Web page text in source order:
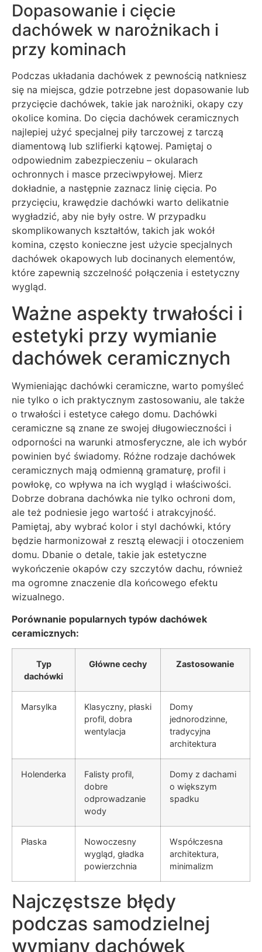
Dopasowanie i cięcie
dachówek w narożnikach i
przy kominach
Podczas układania dachówek z pewnością natkniesz
się na miejsca, gdzie potrzebne jest dopasowanie lub
przycięcie dachówek, takie jak narożniki, okapy czy
okolice komina. Do cięcia dachówek ceramicznych
najlepiej użyć specjalnej piły tarczowej z tarczą
diamentową lub szlifierki kątowej. Pamiętaj o
odpowiednim zabezpieczeniu – okularach
ochronnych i masce przeciwpyłowej. Mierz
dokładnie, a następnie zaznacz linię cięcia. Po
przycięciu, krawędzie dachówki warto delikatnie
wygładzić, aby nie były ostre. W przypadku
skomplikowanych kształtów, takich jak wokół
komina, często konieczne jest użycie specjalnych
dachówek okapowych lub docinanych elementów,
które zapewnią szczelność połączenia i estetyczny
wygląd.
Ważne aspekty trwałości i
estetyki przy wymianie
dachówek ceramicznych
Wymieniając dachówki ceramiczne, warto pomyśleć
nie tylko o ich praktycznym zastosowaniu, ale także
o trwałości i estetyce całego domu. Dachówki
ceramiczne są znane ze swojej długowieczności i
odporności na warunki atmosferyczne, ale ich wybór
powinien być świadomy. Różne rodzaje dachówek
ceramicznych mają odmienną gramaturę, profil i
powłokę, co wpływa na ich wygląd i właściwości.
Dobrze dobrana dachówka nie tylko ochroni dom,
ale też podniesie jego wartość i atrakcyjność.
Pamiętaj, aby wybrać kolor i styl dachówki, który
będzie harmonizował z resztą elewacji i otoczeniem
domu. Dbanie o detale, takie jak estetyczne
wykończenie okapów czy szczytów dachu, również
ma ogromne znaczenie dla końcowego efektu
wizualnego.
Porównanie popularnych typów dachówek
ceramicznych:
Typ
dachówki
Główne cechy Zastosowanie
Marsylka
Klasyczny, płaski
profil, dobra
wentylacja
Domy
jednorodzinne,
tradycyjna
architektura
Holenderka
Falisty profil,
dobre
odprowadzanie
wody
Domy z dachami
o większym
spadku
Płaska
Nowoczesny
wygląd, gładka
powierzchnia
Współczesna
architektura,
minimalizm
Najczęstsze błędy
podczas samodzielnej
wymiany dachówek